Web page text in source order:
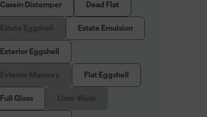
Casein Distemper Dead Flat
Estate Emulsion
Exterior Eggshell
Flat Eggshell
Full Gloss